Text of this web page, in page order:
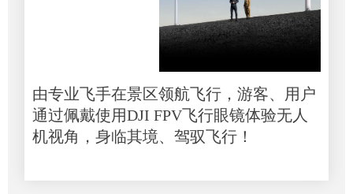
由专业飞手在景区领航飞行，游客、用户
通过佩戴使用DJI FPV飞行眼镜体验无人
机视角，身临其境、驾驭飞行！